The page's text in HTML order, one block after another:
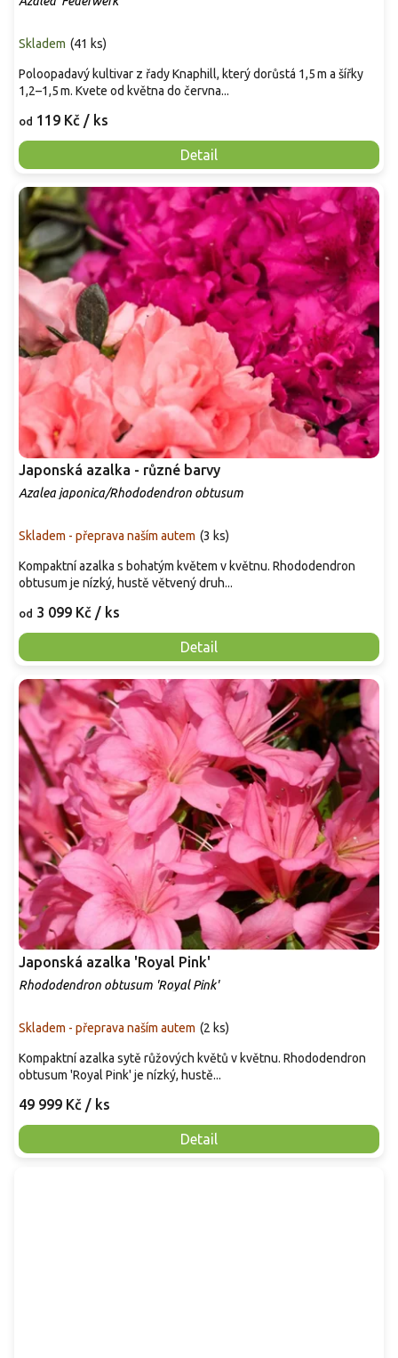
Skladem (41 ks)
od 119 Kč / ks
Detail
Poloopadavý kultivar z řady Knaphill, který dorůstá 1,5 m a šířky
1,2–1,5 m. Kvete od května do června...
Japonská azalka - různé barvy
Azalea japonica/Rhododendron obtusum
Skladem - přeprava naším autem (3 ks)
od 3 099 Kč / ks
Detail
Kompaktní azalka s bohatým květem v květnu. Rhododendron
obtusum je nízký, hustě větvený druh...
Japonská azalka 'Royal Pink'
Rhododendron obtusum 'Royal Pink'
Skladem - přeprava naším autem (2 ks)
49 999 Kč / ks
Detail
Kompaktní azalka sytě růžových květů v květnu. Rhododendron
obtusum 'Royal Pink' je nízký, hustě...